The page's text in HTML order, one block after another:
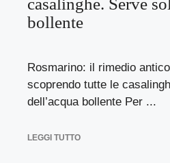
casalinghe. Serve
bollente
Rosmarino: il rimedio
scoprendo tutte le
dell’acqua bollente Per ...
LEGGI TUTTO